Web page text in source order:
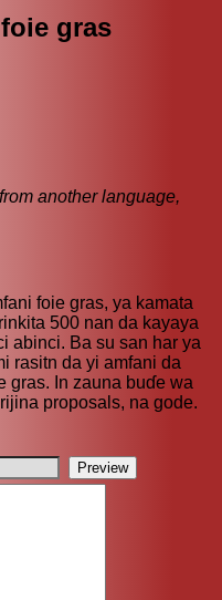
gras
from another language,
foie gras, ya kamata
500 nan da kayaya
abinci. Ba su san har ya
rasitn da yi amfani da
gras. In zauna buɗe wa
proposals, na gode.